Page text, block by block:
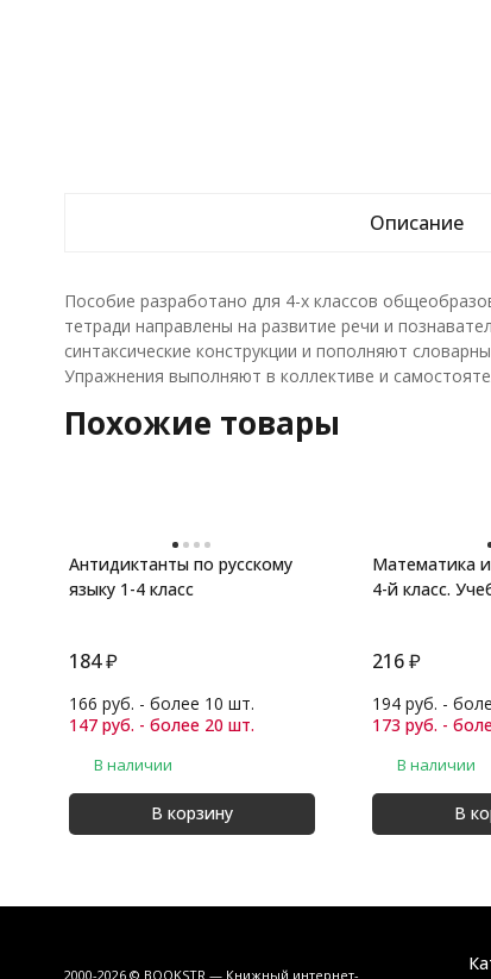
Описание
Пособие разработано для 4-х классов
тетради направлены на развитие речи и
синтаксические конструкции и пополняют
Упражнения выполняют в коллективе и
Похожие товары
Антидиктанты по русскому
языку 1-4 класс
184 ₽
166 руб. - более 10 шт.
147 руб. - более 20 шт.
В наличии
В корзину
Математика
4-й класс.
216₽
194 руб. -
173 руб. -
В наличии
В
2000-2026 © BOOKSTR — Книжный интернет-